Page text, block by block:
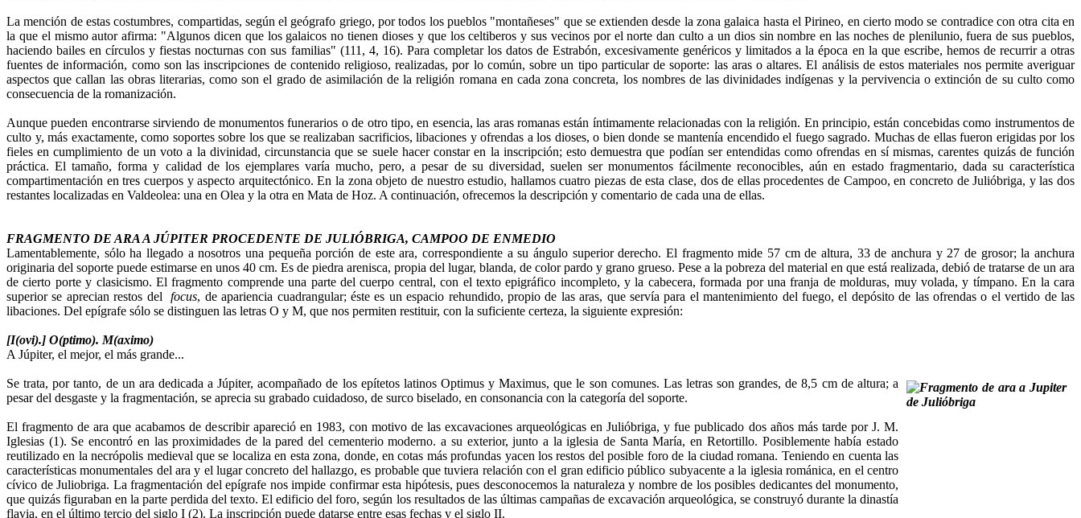
La mención de estas costumbres, compartidas, según el geógrafo griego, por todos los pueblos "montañeses" que se extienden desde la zona galaica hasta el Pirineo, en cierto modo se contradice con otra cita en
la que el mismo autor afirma: "Algunos dicen que los galaicos no tienen dioses y que los celtiberos y sus vecinos por el norte dan culto a un dios sin nombre en las noches de plenilunio, fuera de sus pueblos,
haciendo bailes en círculos y fiestas nocturnas con sus familias" (111, 4, 16). Para completar los datos de Estrabón, excesivamente genéricos y limitados a la época en la que escribe, hemos de recurrir a otras
fuentes de información, como son las inscripciones de contenido religioso, realizadas, por lo común, sobre un tipo particular de soporte: las aras o altares. El análisis de estos materiales nos permite averiguar
aspectos que callan las obras literarias, como son el grado de asimilación de la religión romana en cada zona concreta, los nombres de las divinidades indígenas y la pervivencia o extinción de su culto como
consecuencia de la romanización.
Aunque pueden encontrarse sirviendo de monumentos funerarios o de otro tipo, en esencia, las aras romanas están íntimamente relacionadas con la religión. En principio, están concebidas como instrumentos de
culto y, más exactamente, como soportes sobre los que se realizaban sacrificios, libaciones y ofrendas a los dioses, o bien donde se mantenía encendido el fuego sagrado. Muchas de ellas fueron erigidas por los
fieles en cumplimiento de un voto a la divinidad, circunstancia que se suele hacer constar en la inscripción; esto demuestra que podían ser entendidas como ofrendas en sí mismas, carentes quizás de función
práctica. El tamaño, forma y calidad de los ejemplares varía mucho, pero, a pesar de su diversidad, suelen ser monumentos fácilmente reconocibles, aún en estado fragmentario, dada su característica
compartimentación en tres cuerpos y aspecto arquitectónico. En la zona objeto de nuestro estudio, hallamos cuatro piezas de esta clase, dos de ellas procedentes de Campoo, en concreto de Julióbriga, y las dos
restantes localizadas en Valdeolea: una en Olea y la otra en Mata de Hoz. A continuación, ofrecemos la descripción y comentario de cada una de ellas.
FRAGMENTO DE ARA A JÚPITER PROCEDENTE DE JULIÓBRIGA, CAMPOO DE ENMEDIO
Lamentablemente, sólo ha llegado a nosotros una pequeña porción de este ara, correspondiente a su ángulo superior derecho. El fragmento mide 57 cm de altura, 33 de anchura y 27 de grosor; la anchura
originaria del soporte puede estimarse en unos 40 cm. Es de piedra arenisca, propia del lugar, blanda, de color pardo y grano grueso. Pese a la pobreza del material en que está realizada, debió de tratarse de un ara
de cierto porte y clasicismo. El fragmento comprende una parte del cuerpo central, con el texto epigráfico incompleto, y la cabecera, formada por una franja de molduras, muy volada, y tímpano. En la cara
superior se aprecian restos delfocus, de apariencia cuadrangular; éste es un espacio rehundido, propio de las aras, que servía para el mantenimiento del fuego, el depósito de las ofrendas o el vertido de las
libaciones. Del epígrafe sólo se distinguen las letras O y M, que nos permiten restituir, con la suficiente certeza, la siguiente expresión:
[I(ovi).] O(ptimo). M(aximo)
A Júpiter, el mejor, el más grande...
Se trata, por tanto, de un ara dedicada a Júpiter, acompañado de los epítetos latinos Optimus y Maximus, que le son comunes. Las letras son grandes, de 8,5 cm de altura; a
pesar del desgaste y la fragmentación, se aprecia su grabado cuidadoso, de surco biselado, en consonancia con la categoría del soporte.
El fragmento de ara que acabamos de describir apareció en 1983, con motivo de las excavaciones arqueológicas en Julióbriga, y fue publicado dos años más tarde por J. M.
Iglesias (1). Se encontró en las proximidades de la pared del cementerio moderno. a su exterior, junto a la iglesia de Santa María, en Retortillo. Posiblemente había estado
reutilizado en la necrópolis medieval que se localiza en esta zona, donde, en cotas más profundas yacen los restos del posible foro de la ciudad romana. Teniendo en cuenta las
características monumentales del ara y el lugar concreto del hallazgo, es probable que tuviera relación con el gran edificio público subyacente a la iglesia románica, en el centro
cívico de Juliobriga. La fragmentación del epígrafe nos impide confirmar esta hipótesis, pues desconocemos la naturaleza y nombre de los posibles dedicantes del monumento,
que quizás figuraban en la parte perdida del texto. El edificio del foro, según los resultados de las últimas campañas de excavación arqueológica, se construyó durante la dinastía
flavia, en el último tercio del siglo I (2). La inscripción puede datarse entre esas fechas y el siglo II.